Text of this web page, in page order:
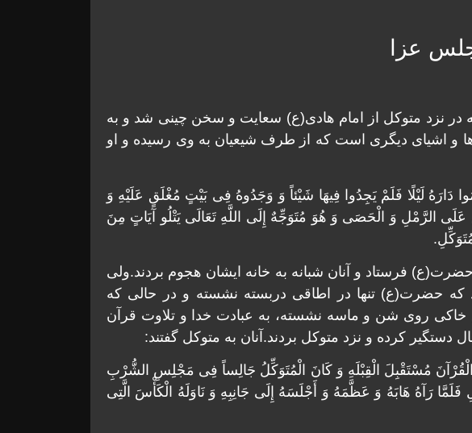
عزا
نزد متوکل از امام هادی(ع) سعایت و سخن چینی شد و به
و اشیاى دیگرى است که از طرف شیعیان به وى رسیده و او
دَارَهُ لَیْلًا فَلَمْ یَجِدُوا فِیهَا شَیْئاً وَ وَجَدُوهُ فِی بَیْتٍ مُغْلَقٍ عَلَیْهِ وَ
الرَّمْلِ وَ الْحَصَى وَ هُوَ مُتَوَجِّهٌ إِلَى اللَّهِ تَعَالَى یَتْلُو آیَاتٍ مِنَ
فرستاد و آنان شبانه به خانه ایشان هجوم بردند.ولى
که حضرت(ع) تنها در اطاقى دربسته نشسته و در حالى که
خاکى روى شن و ماسه نشسته، به عبادت خدا و تلاوت قرآن
کرده و نزد متوکل بردند.آنان به متوکل گفتند:
الْقُرْآنَ مُسْتَقْبِلَ الْقِبْلَهِ وَ کَانَ الْمُتَوَکِّلُ جَالِساً فِی مَجْلِسِ الشُّرْبِ
رَآهُ هَابَهُ وَ عَظَّمَهُ وَ أَجْلَسَهُ إِلَى جَانِبِهِ وَ نَاوَلَهُ الْکَأْسَ الَّتِی